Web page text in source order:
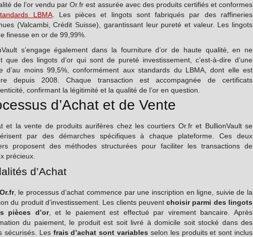
de l’or vendu par Or.fr est assurée avec des produits certifiés et conformes
LBMA. Les pièces et lingots sont fabriqués par des raffineries
(Valcambi, Crédit Suisse), garantissant leur pureté et valeur. Les lingots
finesse en or de 99,99%.
s’engage également dans la fourniture d’or de haute qualité, en ne
que des lingots d’or qui sont de pureté investissement, c’est-à-dire d’une
d’au moins 99,5%, conformément aux standards du LBMA, dont elle est
depuis 2008. Chaque transaction est accompagnée de certificats
confirmant la légitimité et la qualité de l’or en question.
d’Achat et de Vente
et la vente de produits aurifères chez les courtiers Or.fr et BullionVault se
par des démarches spécifiques à chaque plateforme. Ces deux
proposent des méthodes structurées pour faciliter les transactions de
précieux.
d’Achat
Or.fr, le processus d’achat commence par une inscription en ligne, suivie de la
du produit d’investissement. Les clients peuventchoisir parmi des lingots
pièces d’or, et le paiement est effectué par virement bancaire. Après
du paiement, le produit est soit livré à domicile soit stocké dans des
sécurisés. Les frais d’achat sont variables selon les produits et sont inclus